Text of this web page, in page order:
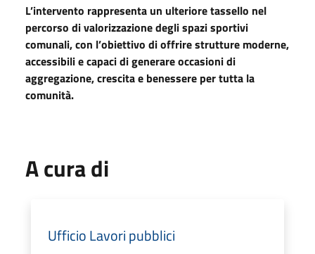
L’intervento rappresenta un ulteriore tassello nel
percorso di valorizzazione degli spazi sportivi
comunali, con l’obiettivo di offrire strutture moderne,
accessibili e capaci di generare occasioni di
aggregazione, crescita e benessere per tutta la
comunità.
A cura di
Ufficio Lavori pubblici